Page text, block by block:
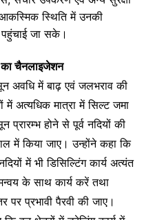
स्थिति में उनकी
जा सके।
का चैनलाइजेशन
अवधि में बाढ़ एवं जलभराव की
अत्यधिक मात्रा में सिल्ट जमा
प्रारम्भ होने से पूर्व नदियों की
में किया जाए। उन्होंने कहा कि
में भी डिसिल्टिंग कार्य अत्यंत
के साथ कार्य करें तथा
प्रभावी पैरवी की जाए।